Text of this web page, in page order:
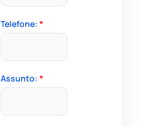
Telefone: *
Assunto: *